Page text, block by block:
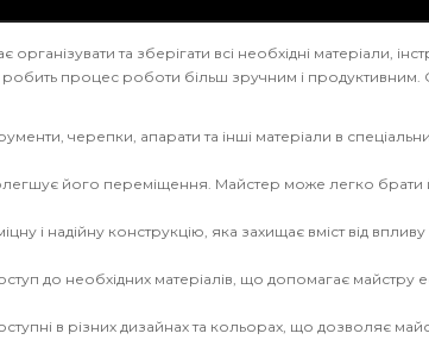
та зберігати всі необхідні матеріали,
процес роботи більш зручним і продуктивним.
черепки, апарати та інші матеріали в
його переміщення. Майстер може легко
і надійну конструкцію, яка захищає вміст від
до необхідних матеріалів, що допомагає
в різних дизайнах та кольорах, що дозволяє